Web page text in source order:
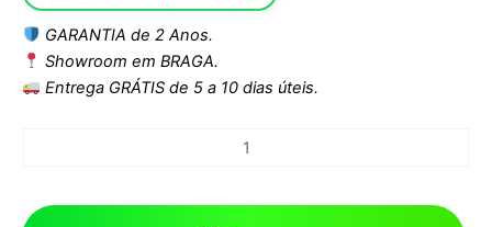
GARANTIA de 2 Anos.
Showroom em BRAGA.
Entrega GRÁTIS de 5 a 10 dias úteis.